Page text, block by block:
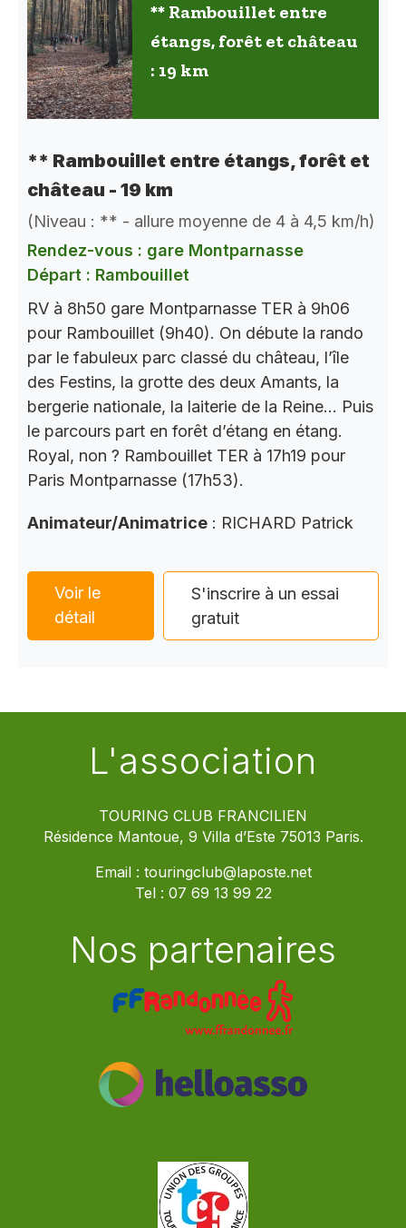
** Rambouillet entre
étangs, forêt et château
: 19 km
** Rambouillet entre étangs, forêt et
château - 19 km
(Niveau : ** - allure moyenne de 4 à 4,5 km/h)
Rendez-vous : gare Montparnasse
Départ : Rambouillet
RV à 8h50 gare Montparnasse TER à 9h06
pour Rambouillet (9h40). On débute la rando
par le fabuleux parc classé du château, l’île
des Festins, la grotte des deux Amants, la
bergerie nationale, la laiterie de la Reine… Puis
le parcours part en forêt d’étang en étang.
Royal, non ? Rambouillet TER à 17h19 pour
Paris Montparnasse (17h53).
Animateur/Animatrice : RICHARD Patrick
Voir le
détail
S'inscrire à un essai
gratuit
L'association
TOURING CLUB FRANCILIEN
Résidence Mantoue, 9 Villa d’Este 75013 Paris.
Email : touringclub@laposte.net
Tel : 07 69 13 99 22
Nos partenaires